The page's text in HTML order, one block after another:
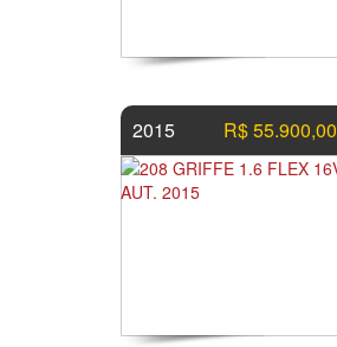
2015 R$ 55.900,00